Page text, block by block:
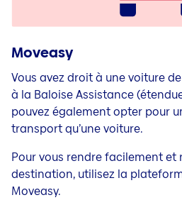
Moveasy
Vous avez droit à une voiture
à la Baloise Assistance
pouvez également opter pour
transport qu’une voiture.
Pour vous rendre facilement et
destination, utilisez la
Moveasy.